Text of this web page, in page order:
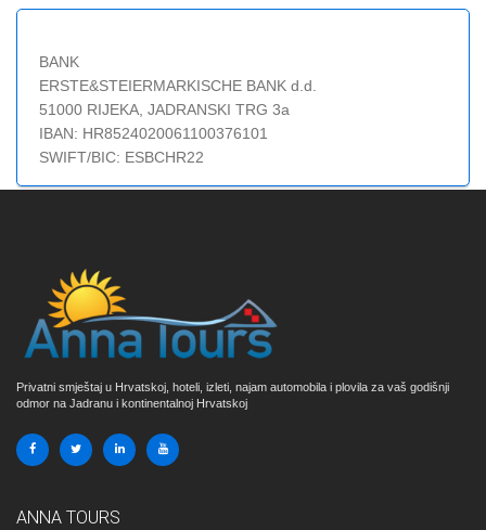
BANK
ERSTE&STEIERMARKISCHE BANK d.d.
51000 RIJEKA, JADRANSKI TRG 3a
IBAN: HR8524020061100376101
SWIFT/BIC: ESBCHR22
Privatni smještaj u Hrvatskoj, hoteli, izleti, najam automobila i plovila za vaš godišnji
odmor na Jadranu i kontinentalnoj Hrvatskoj
ANNA TOURS